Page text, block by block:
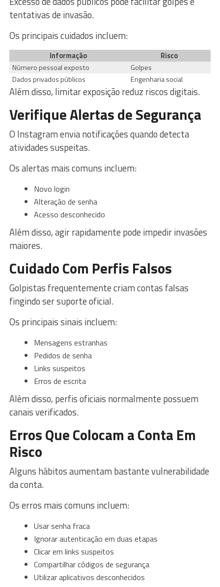
tentativas de invasão.
Os principais cuidados incluem:
Informação
Risco
Número pessoal exposto
Golpes
Dados privados públicos
Engenharia social
Além disso, limitar exposição reduz riscos digitais.
Verifique Alertas de Segurança
O Instagram envia notificações quando detecta
atividades suspeitas.
Os alertas mais comuns incluem:
Novo login
Alteração de senha
Acesso desconhecido
Além disso, agir rapidamente pode impedir invasões
maiores.
Cuidado Com Perfis Falsos
Golpistas frequentemente criam contas falsas
fingindo ser suporte oficial.
Os principais sinais incluem:
Mensagens estranhas
Pedidos de senha
Links suspeitos
Erros de escrita
Além disso, perfis oficiais normalmente possuem
canais verificados.
Erros Que Colocam a Conta Em
Risco
Alguns hábitos aumentam bastante vulnerabilidade
da conta.
Os erros mais comuns incluem:
Usar senha fraca
Ignorar autenticação em duas etapas
Clicar em links suspeitos
Compartilhar códigos de segurança
Utilizar aplicativos desconhecidos